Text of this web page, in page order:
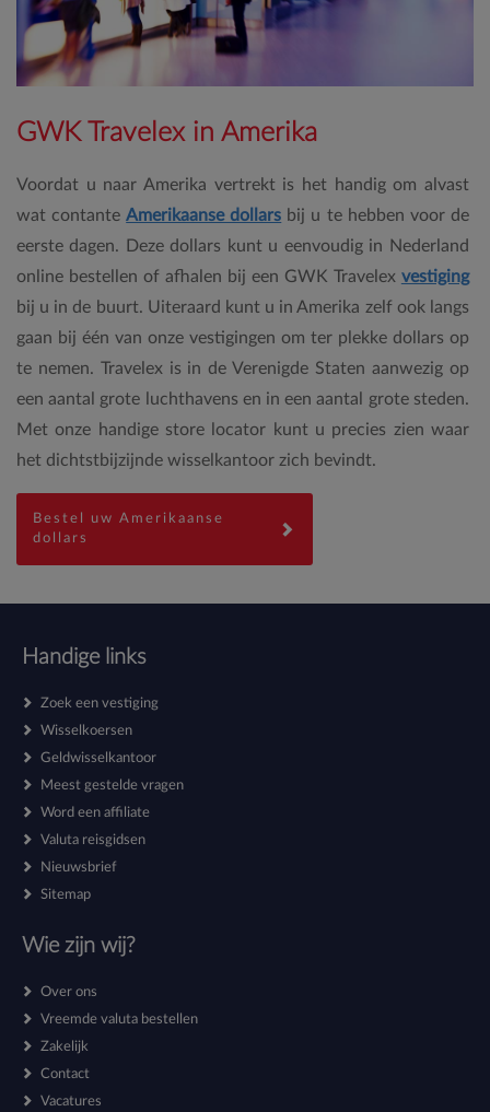
GWK Travelex in Amerika
Voordat u naar Amerika vertrekt is het handig om alvast
wat contanteAmerikaanse dollars bij u te hebben voor de
eerste dagen. Deze dollars kunt u eenvoudig in Nederland
online bestellen of afhalen bij een GWK Travelex vestiging
bij u in de buurt. Uiteraard kunt u in Amerika zelf ook langs
gaan bij één van onze vestigingen om ter plekke dollars op
te nemen. Travelex is in de Verenigde Staten aanwezig op
een aantal grote luchthavens en in een aantal grote steden.
Met onze handige store locator kunt u precies zien waar
het dichtstbijzijnde wisselkantoor zich bevindt.
Bestel uw Amerikaanse
dollars
Handige links
Zoek een vestiging
Wisselkoersen
Geldwisselkantoor
Meest gestelde vragen
Word een affiliate
Valuta reisgidsen
Nieuwsbrief
Sitemap
Wie zijn wij?
Over ons
Vreemde valuta bestellen
Zakelijk
Contact
Vacatures